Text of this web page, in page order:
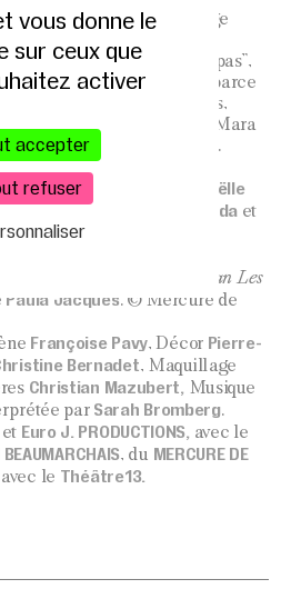
veut dire, être juif, s’interroge
l’exil. “Tu ne partiras pas”,
“Tu ne partiras pas parce
tu pars, je ne te suivrai pas,
sur la terre des pauvres”. Mara
de ce monde l’ont voulu.
n’y a pas d’amour”.
Julie Delarme, Marie-Noëlle
la participation de Miranda et
le roman Les
Paula Jacques. © Mercure de
Françoise Pavy, Décor Pierre-
Bernadet, Maquillage
Christian Mazubert,Musique
par Sarah Bromberg.
et Euro J. PRODUCTIONS, avec le
, du MERCURE DE
le Théâtre13.
vous donne le
sur ceux que
activer
accepter
refuser